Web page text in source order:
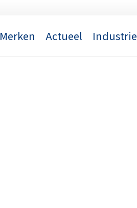
Merken Actueel Industrie